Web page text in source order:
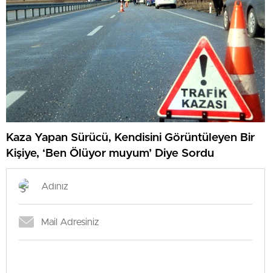
Kaza Yapan Sürücü, Kendisini Görüntüleyen Bir
Kişiye, ‘Ben Ölüyor muyum’ Diye Sordu